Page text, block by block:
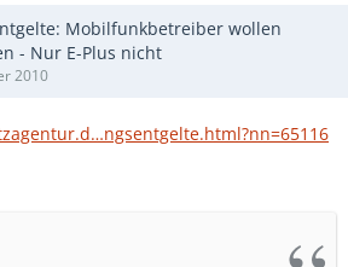
Mobilfunkbetreiber wollen
- Nur E-Plus nicht
2010